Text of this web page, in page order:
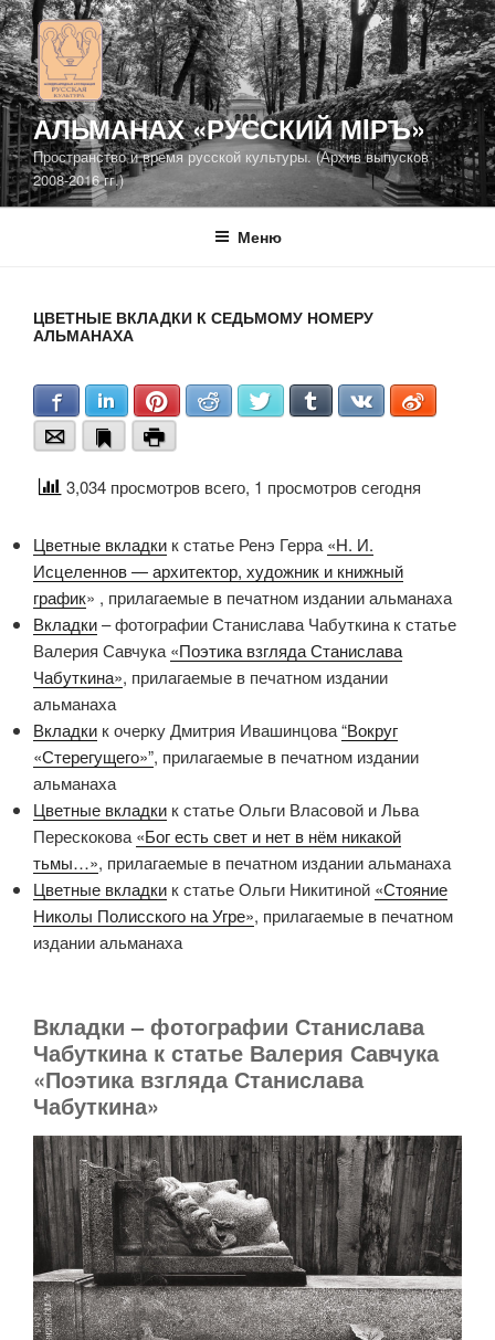
Перейти
к
содержимому
АЛЬМАНАХ «РУССКИЙ МIРЪ»
Пространство и время русской культуры. (Архив выпусков
2008-2016 гг.)
Меню
ЦВЕТНЫЕ ВКЛАДКИ К СЕДЬМОМУ НОМЕРУ
АЛЬМАНАХА
FacebookLinkedInPinterestReddit Twitter TumblrVKontakteWeibo
Email
BookmarkPrint
3,034 просмотров всего, 1 просмотров сегодня
Цветные вкладки к статье Ренэ Герра «Н. И.
Исцеленнов — архитектор, художник и книжный
график» , прилагаемые в печатном издании альманаха
Вкладки– фотографии Станислава Чабуткина к статье
Валерия Савчука «Поэтика взгляда Станислава
Чабуткина», прилагаемые в печатном издании
альманаха
Вкладки к очерку Дмитрия Ивашинцова“Вокруг
«Стерегущего»”, прилагаемые в печатном издании
альманаха
Цветные вкладки к статье Ольги Власовой и Льва
Перескокова «Бог есть свет и нет в нём никакой
тьмы…», прилагаемые в печатном издании альманаха
Цветные вкладки к статье Ольги Никитиной «Стояние
Николы Полисского на Угре», прилагаемые в печатном
издании альманаха
Вкладки – фотографии Станислава
Чабуткина к статье Валерия Савчука
«Поэтика взгляда Станислава
Чабуткина»